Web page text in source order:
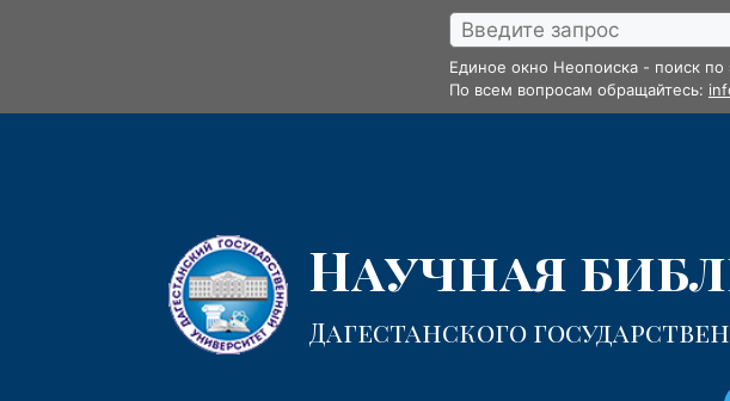
Единое окно Неопоиска - поиск
По всем вопросам обращайтесь:
Научная
Дагестанского